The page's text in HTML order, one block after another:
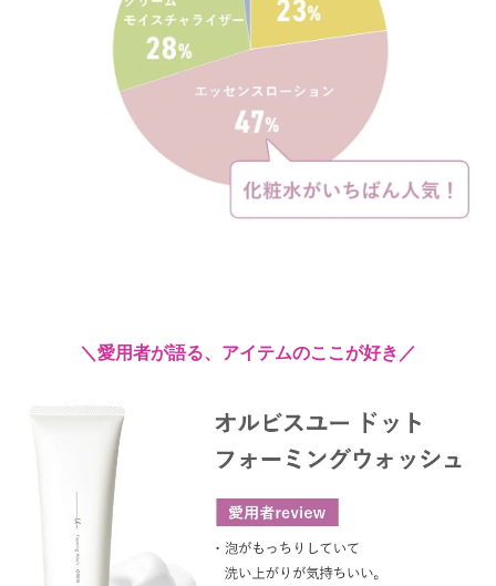
＼愛用者が語る、アイテムのここが好き／